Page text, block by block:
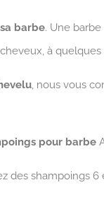
barbe. Une
à quelques
, nous vous
pour barbe
des shampoings